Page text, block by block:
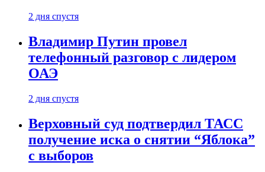
2 дня спустя
Владимир Путин провел
телефонный разговор с лидером
ОАЭ
2 дня спустя
Верховный суд подтвердил ТАСС
получение иска о снятии “Яблока”
с выборов